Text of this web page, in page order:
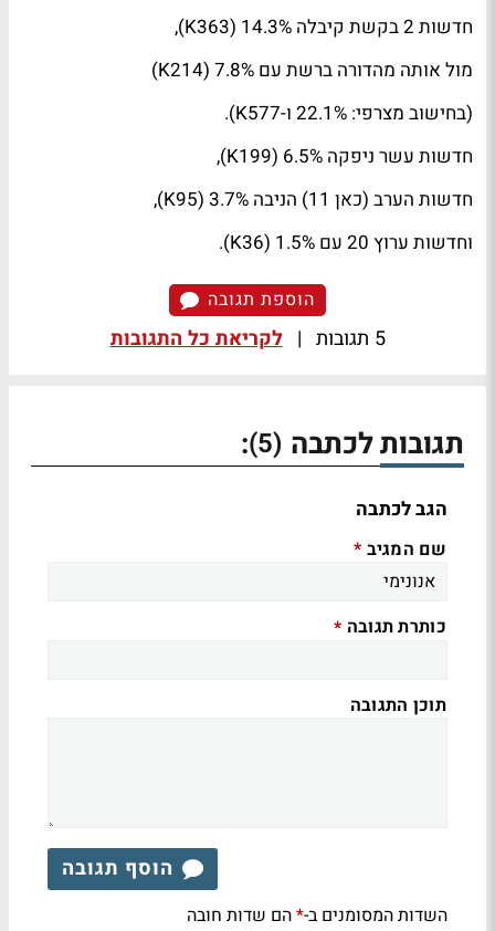
חדשות 2 בקשת קיבלה 14.3% (363
K
),
מול אותה מהדורה ברשת עם 7.8% (214
K
)
(בחישוב מצרפי: 22.1% ו-577
K
).
חדשות עשר ניפקה 6.5% (199
K
),
חדשות הערב (כאן 11) הניבה 3.7% (95
K
),
וחדשות ערוץ 20 עם 1.5% (36
K
).
הוספת תגובה
5 תגובות | לקריאת כל התגובות
תגובות לכתבה (5)
:
הגב לכתבה
שם המגיב *
כותרת תגובה *
תוכן התגובה
הוסף תגובה
השדות המסומנים ב-*הם שדות חובה